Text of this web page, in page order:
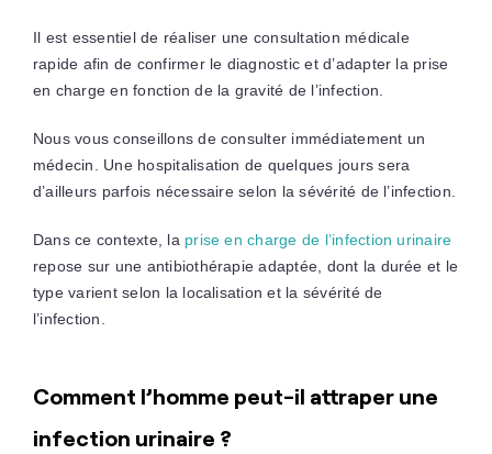
Il est essentiel de réaliser une consultation médicale
rapide afin de confirmer le diagnostic et d’adapter la prise
en charge en fonction de la gravité de l’infection.
Nous vous conseillons de consulter immédiatement un
médecin. Une hospitalisation de quelques jours sera
d’ailleurs parfois nécessaire selon la sévérité de l’infection.
Dans ce contexte, la prise en charge de l’infection urinaire
repose sur une antibiothérapie adaptée, dont la durée et le
type varient selon la localisation et la sévérité de
l’infection.
Comment l’homme peut-il attraper une
infection urinaire ?